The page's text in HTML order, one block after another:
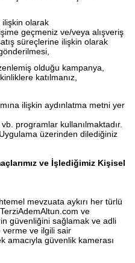
ilişkin olarak
geçmeniz ve/veya alışveriş
süreçlerine ilişkin olarak
olduğu kampanya,
katılmanız,
ilişkin aydınlatma metni yer
programlar kullanılmaktadır.
üzerinden dilediğiniz
ve İşlediğimiz Kişisel
mevzuata aykırı her türlü
ve
güvenliğini sağlamak ve adli
verme ve ilgili sair
amacıyla güvenlik kamerası